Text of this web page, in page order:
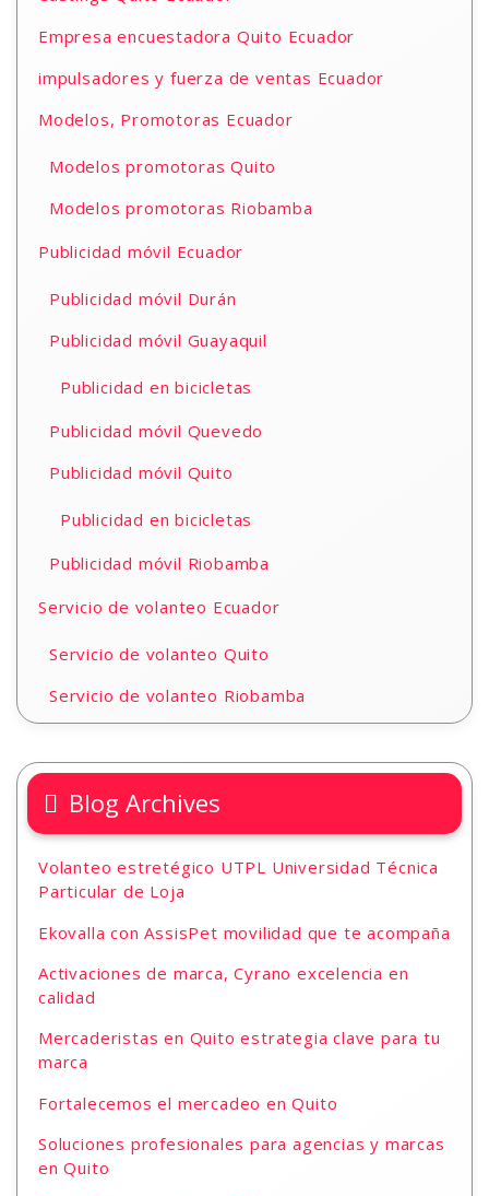
Empresa encuestadora Quito Ecuador
impulsadores y fuerza de ventas Ecuador
Modelos, Promotoras Ecuador
Modelos promotoras Quito
Modelos promotoras Riobamba
Publicidad móvil Ecuador
Publicidad móvil Durán
Publicidad móvil Guayaquil
Publicidad en bicicletas
Publicidad móvil Quevedo
Publicidad móvil Quito
Publicidad en bicicletas
Publicidad móvil Riobamba
Servicio de volanteo Ecuador
Servicio de volanteo Quito
Servicio de volanteo Riobamba
Blog Archives
Volanteo estretégico UTPL Universidad Técnica
Particular de Loja
Ekovalla con AssisPet movilidad que te acompaña
Activaciones de marca, Cyrano excelencia en
calidad
Mercaderistas en Quito estrategia clave para tu
marca
Fortalecemos el mercadeo en Quito
Soluciones profesionales para agencias y marcas
en Quito